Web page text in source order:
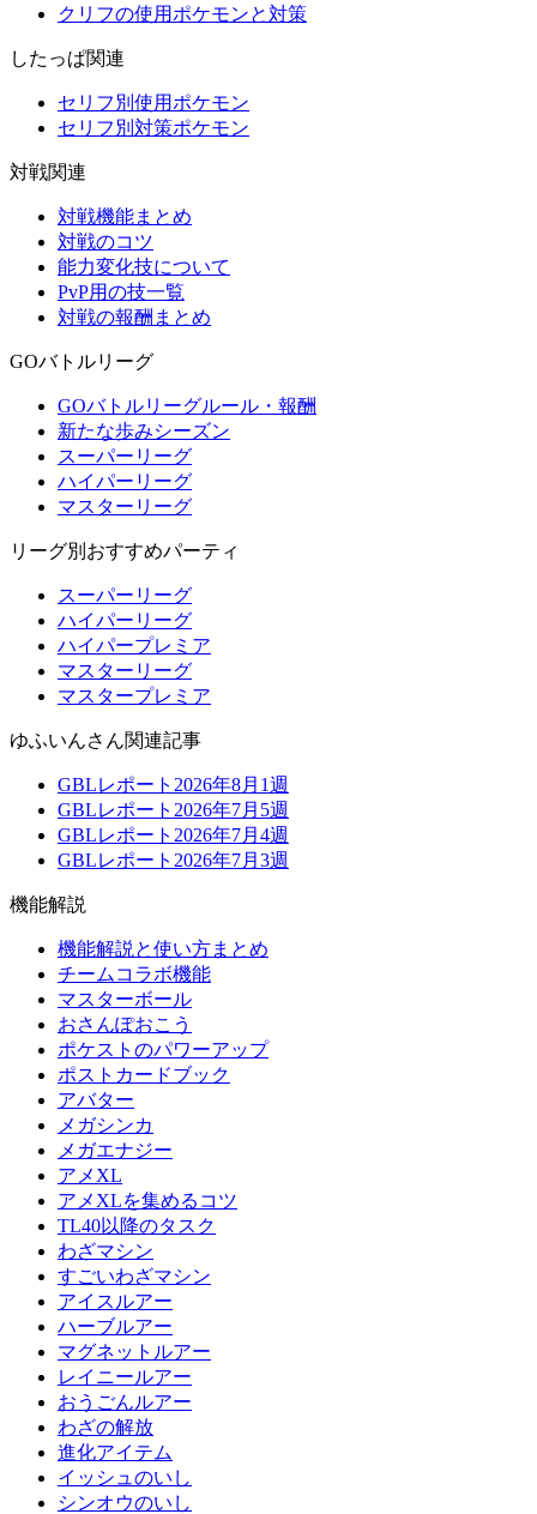
クリフの使用ポケモンと対策
したっぱ関連
セリフ別使用ポケモン
セリフ別対策ポケモン
対戦関連
対戦機能まとめ
対戦のコツ
能力変化技について
PvP用の技一覧
対戦の報酬まとめ
GOバトルリーグ
GOバトルリーグルール・報酬
新たな歩みシーズン
スーパーリーグ
ハイパーリーグ
マスターリーグ
リーグ別おすすめパーティ
スーパーリーグ
ハイパーリーグ
ハイパープレミア
マスターリーグ
マスタープレミア
ゆふいんさん関連記事
GBLレポート2026年8月1週
GBLレポート2026年7月5週
GBLレポート2026年7月4週
GBLレポート2026年7月3週
機能解説
機能解説と使い方まとめ
チームコラボ機能
マスターボール
おさんぽおこう
ポケストのパワーアップ
ポストカードブック
アバター
メガシンカ
メガエナジー
アメXL
アメXLを集めるコツ
TL40以降のタスク
わざマシン
すごいわざマシン
アイスルアー
ハーブルアー
マグネットルアー
レイニールアー
おうごんルアー
わざの解放
進化アイテム
イッシュのいし
シンオウのいし